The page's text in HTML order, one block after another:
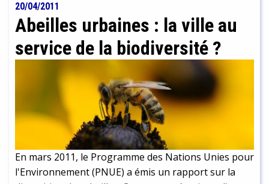
jours devant lui...
20/04/2011
Abeilles urbaines : la ville au
service de la biodiversité ?
En mars 2011, le Programme des Nations Unies pour
l'Environnement (PNUE) a émis un rapport sur la